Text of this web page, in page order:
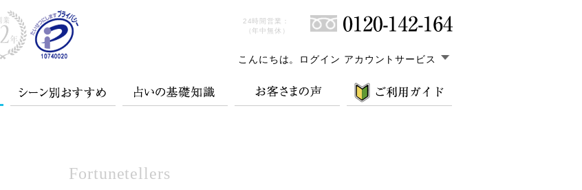
24時間営業：
（年中無休）
こんにちは。 ログイン アカウントサービス
Fortunetellers